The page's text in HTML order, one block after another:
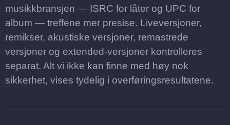
musikkbransjen — ISRC for låter og UPC for
album — treffene mer presise. Liveversjoner,
remikser, akustiske versjoner, remastrede
versjoner og extended-versjoner kontrolleres
separat. Alt vi ikke kan finne med høy nok
sikkerhet, vises tydelig i overføringsresultatene.